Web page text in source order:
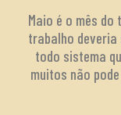
Maio é o mês do
trabalho deveria
todo sistema
muitos não